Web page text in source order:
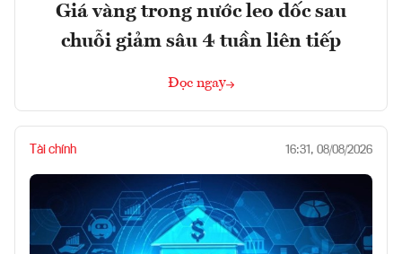
Giá vàng trong nước leo dốc sau
chuỗi giảm sâu 4 tuần liên tiếp
Đọc ngay
Tài chính 16:31, 08/08/2026